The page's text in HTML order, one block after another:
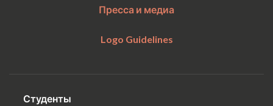
Пресса и медиа
Logo Guidelines
Студенты